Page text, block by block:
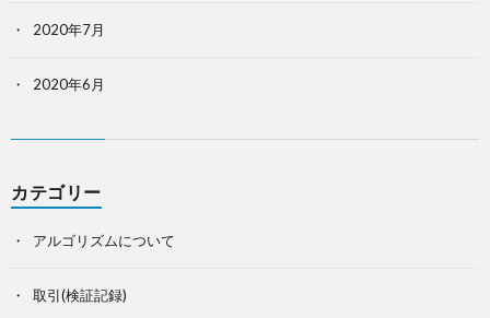
2020年7月
2020年6月
カテゴリー
アルゴリズムについて
取引(検証記録)